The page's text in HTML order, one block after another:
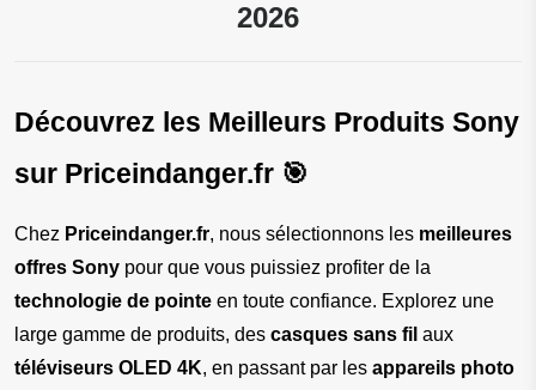
2026
Découvrez les Meilleurs Produits Sony
sur Priceindanger.fr 🎯
Chez Priceindanger.fr, nous sélectionnons les meilleures
offres Sony
technologie de pointe en toute confiance. Explorez une
large gamme de produits, des casques sans fil
téléviseurs OLED 4K, en passant par les appareils photo